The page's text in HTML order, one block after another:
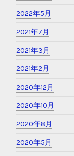
2022年5月
2021年7月
2021年3月
2021年2月
2020年12月
2020年10月
2020年8月
2020年5月